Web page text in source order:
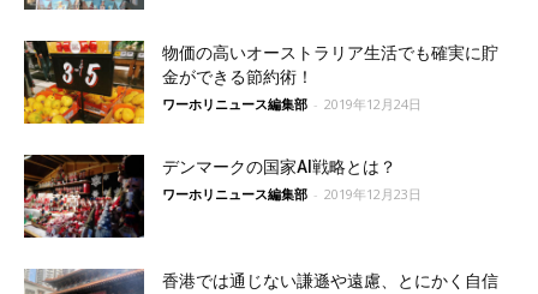
物価の高いオーストラリア生活でも確実に貯
金ができる節約術！
ワーホリニュース編集部 - 2019年12月24日
デンマークの国家AI戦略とは？
ワーホリニュース編集部 - 2019年12月23日
香港では通じない謙遜や遠慮、とにかく自信